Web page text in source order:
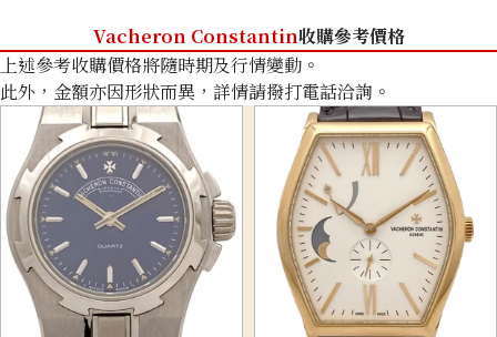
Vacheron Constantin收購參考價格
上述參考收購價格將隨時期及行情變動。
此外，金額亦因形狀而異，詳情請撥打電話洽詢。